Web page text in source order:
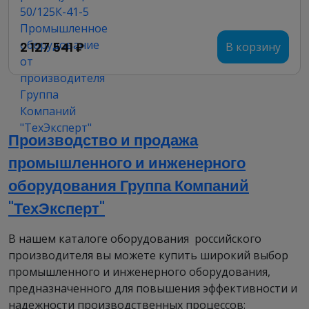
исполнений;
до 50 кгс/см — для электронасосов 4, 5 и 6
исполнений.
Технические характеристики
Марка насоса
ЦГ 6,3/20К-2,2-5
Обозначение Ру, кгс/см Ду, мм
ЦГ 6,3/32К-2,2-5
50 72 32
2 127 541 ₽ В корзину
Производство и продажа
промышленного и инженерного
оборудования Группа Компаний
"ТехЭксперт"
В нашем каталоге оборудования российского
производителя вы можете купить широкий выбор
промышленного и инженерного оборудования,
предназначенного для повышения эффективности и
надежности производственных процессов: